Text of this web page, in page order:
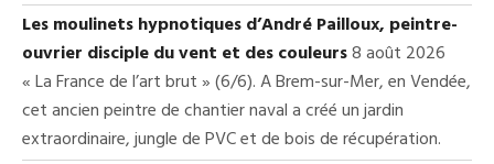
Les moulinets hypnotiques d’André Pailloux, peintre-
ouvrier disciple du vent et des couleurs8 août 2026
« La France de l’art brut » (6/6). A Brem-sur-Mer, en Vendée,
cet ancien peintre de chantier naval a créé un jardin
extraordinaire, jungle de PVC et de bois de récupération.